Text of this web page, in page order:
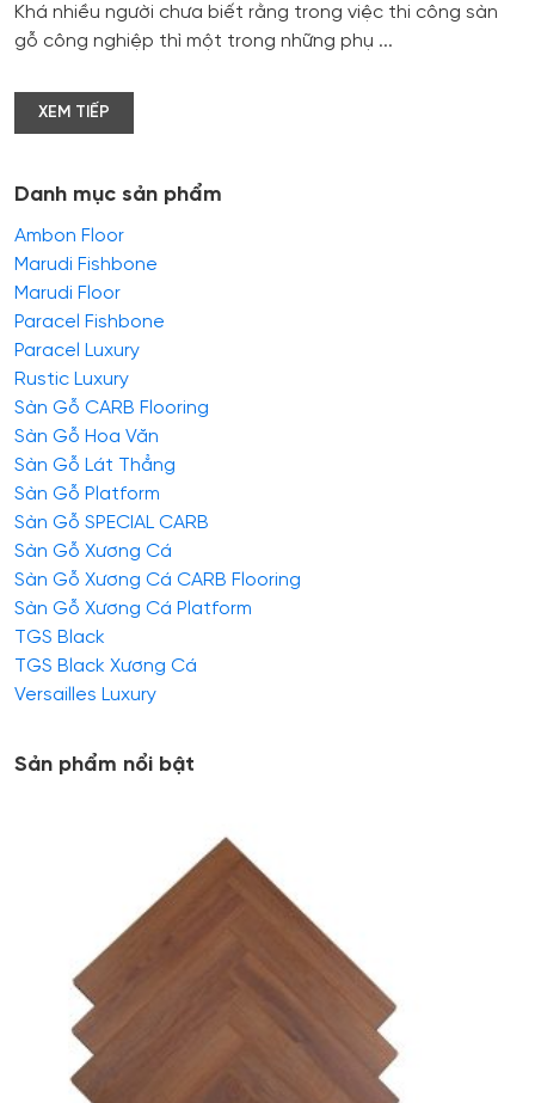
Khá nhiều người chưa biết rằng trong việc thi công sàn
gỗ công nghiệp thì một trong những phụ ...
XEM TIẾP
Danh mục sản phẩm
Ambon Floor
Marudi Fishbone
Marudi Floor
Paracel Fishbone
Paracel Luxury
Rustic Luxury
Sàn Gỗ CARB Flooring
Sàn Gỗ Hoa Văn
Sàn Gỗ Lát Thẳng
Sàn Gỗ Platform
Sàn Gỗ SPECIAL CARB
Sàn Gỗ Xương Cá
Sàn Gỗ Xương Cá CARB Flooring
Sàn Gỗ Xương Cá Platform
TGS Black
TGS Black Xương Cá
Versailles Luxury
Sản phẩm nổi bật